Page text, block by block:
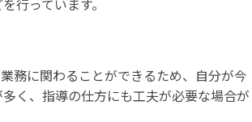
行っています。
務に関わることができるため、自分が今
く、指導の仕方にも工夫が必要な場合が